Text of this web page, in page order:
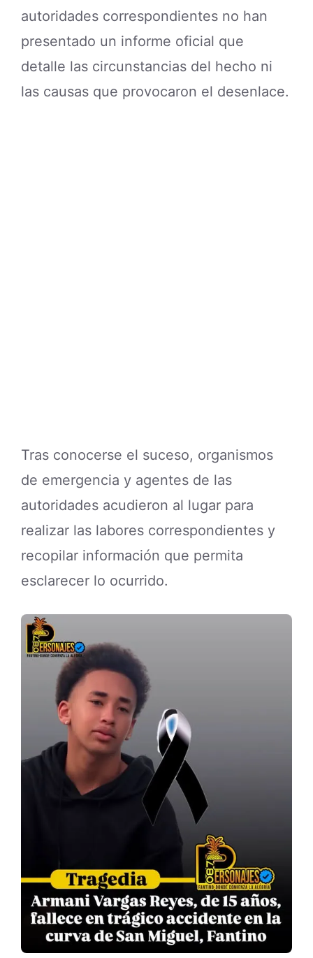
autoridades correspondientes no han
presentado un informe oficial que
detalle las circunstancias del hecho ni
las causas que provocaron el desenlace.
Tras conocerse el suceso, organismos
de emergencia y agentes de las
autoridades acudieron al lugar para
realizar las labores correspondientes y
recopilar información que permita
esclarecer lo ocurrido.